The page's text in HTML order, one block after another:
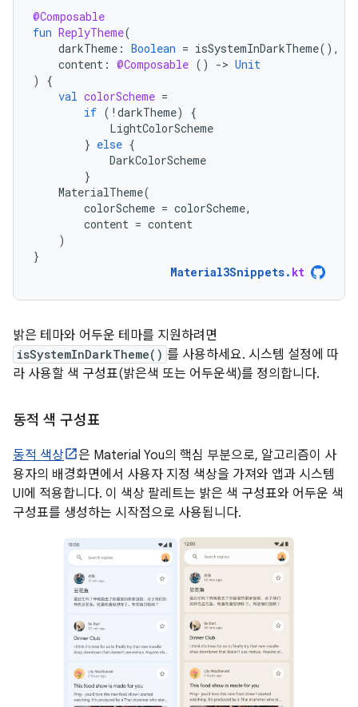
@Composable
fun ReplyTheme(
darkTheme : Boolean = isSystemInDarkTheme(),
content : @Composable () -> Unit
)
{
val colorScheme =
if ( ! darkTheme)
{
LightColorScheme
} else {
DarkColorScheme
}
MaterialTheme(
colorScheme = colorScheme,
content = content
)
}
Material3Snippets. kt
밝은 테마와 어두운 테마를 지원하려면
isSystemInDarkTheme() 를 사용하세요. 시스템 설정에 따
라 사용할 색 구성표(밝은색 또는 어두운색)를 정의합니다.
동적 색 구성표
동적 색상
은 Material You의 핵심 부분으로, 알고리즘이 사
용자의 배경화면에서 사용자 지정 색상을 가져와 앱과 시스템
UI에 적용합니다. 이 색상 팔레트는 밝은 색 구성표와 어두운 색
구성표를 생성하는 시작점으로 사용됩니다.